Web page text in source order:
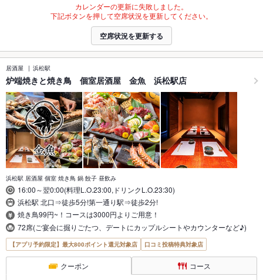
カレンダーの更新に失敗しました。
下記ボタンを押して空席状況を更新してください。
空席状況を更新する
居酒屋 浜松駅
炉端焼きと焼き鳥 個室居酒屋 金魚 浜松駅店
浜松駅 居酒屋 個室 焼き鳥 鍋 餃子 昼飲み
16:00～翌0:00(料理L.O.23:00,ドリンクL.O.23:30)
浜松駅 北口⇒徒歩5分!第一通り駅⇒徒歩2分!
焼き鳥99円~！コースは3000円よりご用意！
72席(ご宴会に掘りごたつ、デートにカップルシートやカウンターなど♪)
【アプリ予約限定】最大800ポイント還元対象店 口コミ投稿特典対象店
クーポン コース